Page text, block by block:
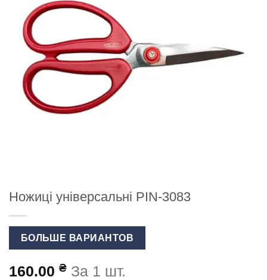
Ножиці універсальні PIN-3083
БОЛЬШЕ ВАРИАНТОВ
160.00 ₴ За 1 шт.